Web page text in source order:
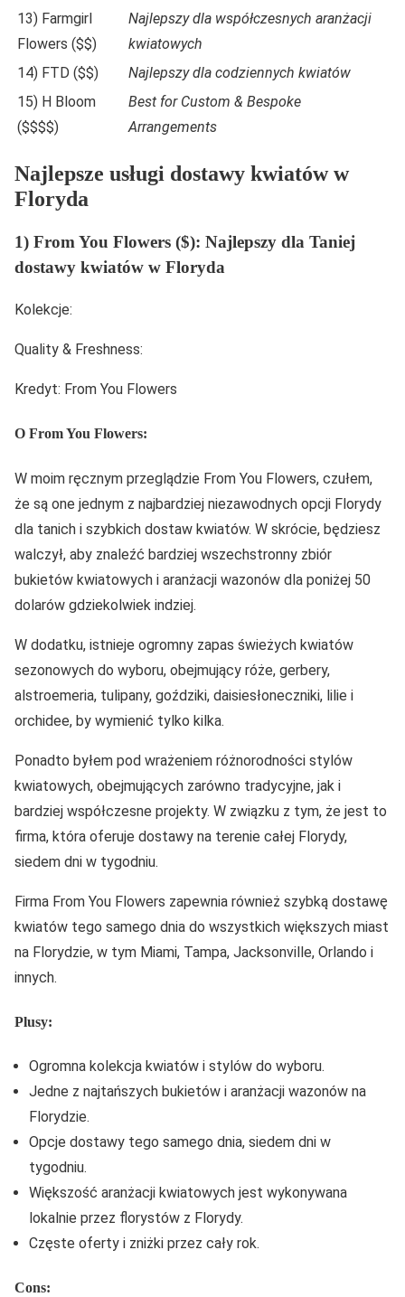
13) Farmgirl
Flowers ($$)
Najlepszy dla współczesnych aranżacji
kwiatowych
14) FTD ($$)
Najlepszy dla codziennych kwiatów
15) H Bloom
($$$$)
Best for Custom & Bespoke
Arrangements
Najlepsze usługi dostawy kwiatów w
Floryda
1) From You Flowers ($): Najlepszy dla Taniej
dostawy kwiatów w Floryda
Kolekcje:
Quality & Freshness:
Kredyt: From You Flowers
O From You Flowers:
W moim ręcznym przeglądzie From You Flowers, czułem,
że są one jednym z najbardziej niezawodnych opcji Florydy
dla tanich i szybkich dostaw kwiatów. W skrócie, będziesz
walczył, aby znaleźć bardziej wszechstronny zbiór
bukietów kwiatowych i aranżacji wazonów dla poniżej 50
dolarów gdziekolwiek indziej.
W dodatku, istnieje ogromny zapas świeżych kwiatów
sezonowych do wyboru, obejmujący róże, gerbery,
alstroemeria, tulipany, goździki, daisiesłoneczniki, lilie i
orchidee, by wymienić tylko kilka.
Ponadto byłem pod wrażeniem różnorodności stylów
kwiatowych, obejmujących zarówno tradycyjne, jak i
bardziej współczesne projekty. W związku z tym, że jest to
firma, która oferuje dostawy na terenie całej Florydy,
siedem dni w tygodniu.
Firma From You Flowers zapewnia również szybką dostawę
kwiatów tego samego dnia do wszystkich większych miast
na Florydzie, w tym Miami, Tampa, Jacksonville, Orlando i
innych.
Plusy:
Ogromna kolekcja kwiatów i stylów do wyboru.
Jedne z najtańszych bukietów i aranżacji wazonów na
Florydzie.
Opcje dostawy tego samego dnia, siedem dni w
tygodniu.
Większość aranżacji kwiatowych jest wykonywana
lokalnie przez florystów z Florydy.
Częste oferty i zniżki przez cały rok.
Cons: